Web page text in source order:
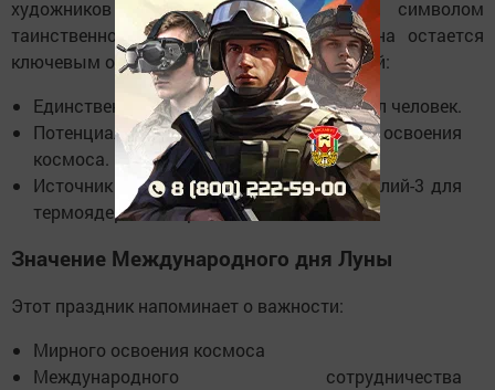
художников и философов, служила символом
таинственности и романтики. Сегодня она остается
ключевым объектом научных исследований:
Единственное небесное тело, где побывал человек.
Потенциальная база для дальнейшего освоения
космоса.
Источник ценных ресурсов, таких как гелий-3 для
термоядерной энергетики.
Значение Международного дня Луны
Этот праздник напоминает о важности:
Мирного освоения космоса
Международного сотрудничества